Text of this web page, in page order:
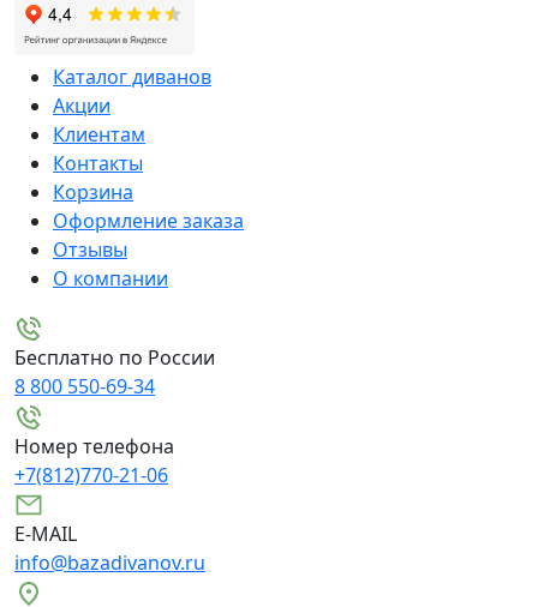
Каталог диванов
Акции
Клиентам
Контакты
Корзина
Оформление заказа
Отзывы
О компании
Бесплатно по России
8 800 550-69-34
Номер телефона
+7(812)770-21-06
E-MAIL
info@bazadivanov.ru